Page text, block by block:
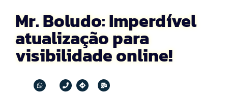
Mr. Boludo: Imperdível
atualização para
visibilidade online!